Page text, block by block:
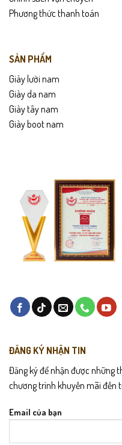
Phương thức thanh toán
SẢN PHẨM
Giày lười nam
Giày da nam
Giày tây nam
Giày boot nam
ĐĂNG KÝ NHẬN TIN
Đăng ký để nhận được những
chương trình khuyến mãi đến
Email của bạn